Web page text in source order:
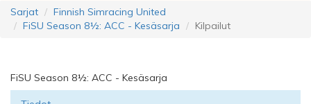
Sarjat
Finnish Simracing United
FiSU Season 8½: ACC - Kesäsarja
Kilpailut
FiSU Season 8½: ACC - Kesäsarja